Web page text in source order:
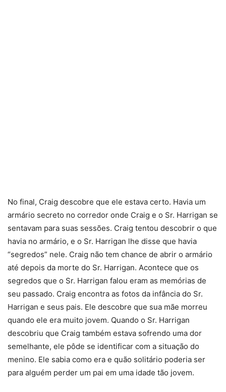
No final, Craig descobre que ele estava certo. Havia um
armário secreto no corredor onde Craig e o Sr. Harrigan se
sentavam para suas sessões. Craig tentou descobrir o que
havia no armário, e o Sr. Harrigan lhe disse que havia
“segredos” nele. Craig não tem chance de abrir o armário
até depois da morte do Sr. Harrigan. Acontece que os
segredos que o Sr. Harrigan falou eram as memórias de
seu passado. Craig encontra as fotos da infância do Sr.
Harrigan e seus pais. Ele descobre que sua mãe morreu
quando ele era muito jovem. Quando o Sr. Harrigan
descobriu que Craig também estava sofrendo uma dor
semelhante, ele pôde se identificar com a situação do
menino. Ele sabia como era e quão solitário poderia ser
para alguém perder um pai em uma idade tão jovem.